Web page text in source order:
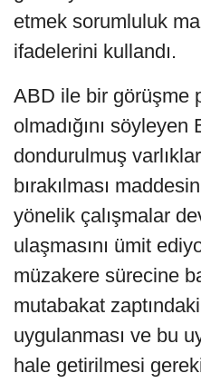
etmek sorumluluk
ifadelerini kullandı.
ABD ile bir görüşme
olmadığını söyleyen
dondurulmuş
bırakılması
yönelik çalışmalar
ulaşmasını ümit
müzakere sürecine
mutabakat
uygulanması ve bu
hale getirilmesi